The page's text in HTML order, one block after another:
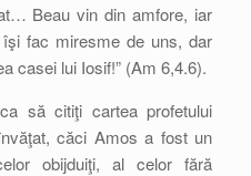
Beau vin din amfore, iar
fac miresme de uns, dar
casei lui Iosif!” (Am 6,4.6).
să citiţi cartea profetului
căci Amos a fost un
obijduiţi, al celor fără